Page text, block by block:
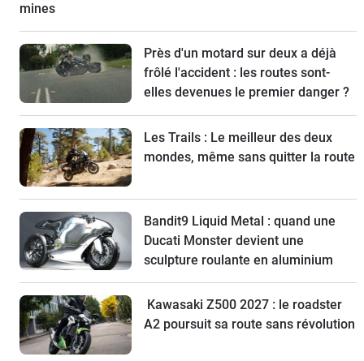
mines
Près d'un motard sur deux a déjà
frôlé l'accident : les routes sont-
elles devenues le premier danger ?
Les Trails : Le meilleur des deux
mondes, même sans quitter la route
Bandit9 Liquid Metal : quand une
Ducati Monster devient une
sculpture roulante en aluminium
Kawasaki Z500 2027 : le roadster
A2 poursuit sa route sans révolution